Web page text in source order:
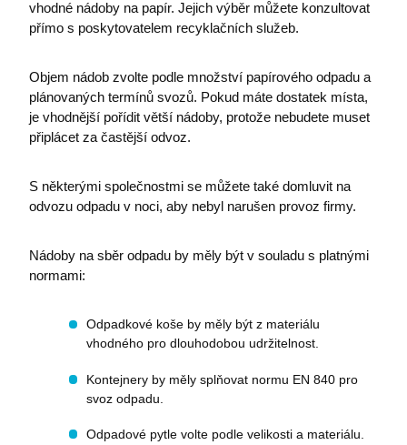
vhodné nádoby na papír. Jejich výběr můžete konzultovat
přímo s poskytovatelem recyklačních služeb.
Objem nádob zvolte podle množství papírového odpadu a
plánovaných termínů svozů. Pokud máte dostatek místa,
je vhodnější pořídit větší nádoby, protože nebudete muset
připlácet za častější odvoz.
S některými společnostmi se můžete také domluvit na
odvozu odpadu v noci, aby nebyl narušen provoz firmy.
Nádoby na sběr odpadu by měly být v souladu s platnými
normami:
Odpadkové koše by měly být z materiálu
vhodného pro dlouhodobou udržitelnost.
Kontejnery by měly splňovat normu EN 840 pro
svoz odpadu.
Odpadové pytle volte podle velikosti a materiálu.